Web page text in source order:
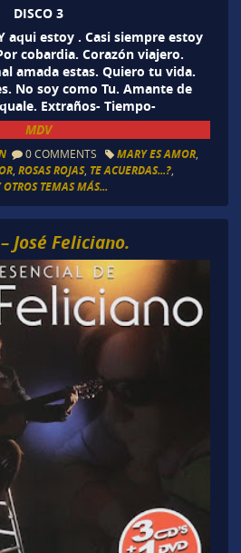
DISCO 3
aqui estoy . Casi siempre estoy
cobardia. Corazón viajero.
amada estas. Quiero tu vida.
No soy como Tu. Amante de
Extraños- Tiempo-
MDV
0 COMMENTS MARY ES AMOR,
, ROSAS ROJAS, TE ACUERDAS...?,
OTROS TEMAS MÁS...
José Feliciano.